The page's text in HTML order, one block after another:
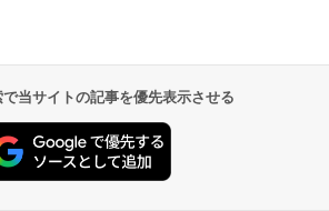
当サイトの記事を優先表示させる